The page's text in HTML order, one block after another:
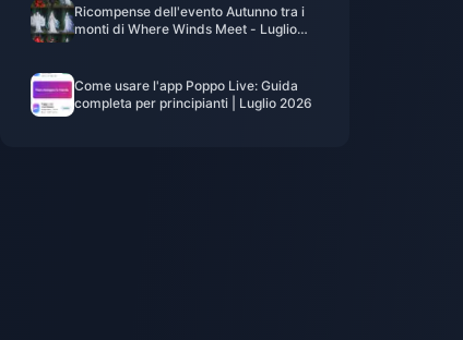
Ricompense dell'evento Autunno tra i
monti di Where Winds Meet - Luglio
Come usare l'app Poppo Live: Guida
completa per principianti | Luglio 2026